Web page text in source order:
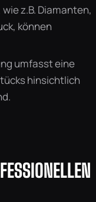
z.B. Diamanten,
können
umfasst eine
hinsichtlich